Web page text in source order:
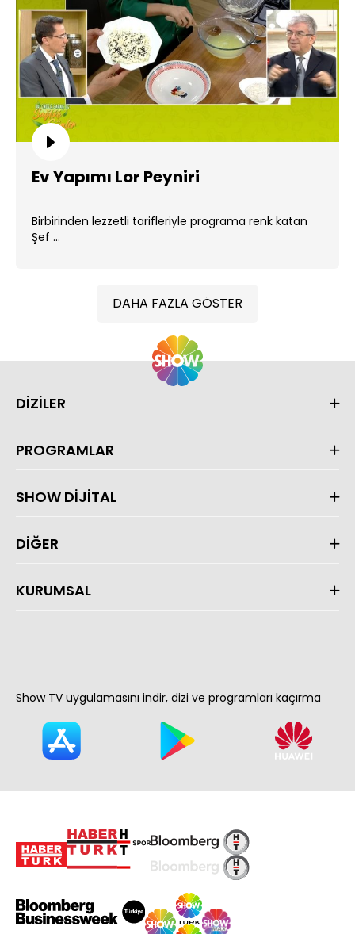
Ev Yapımı Lor Peyniri
Birbirinden lezzetli tarifleriyle programa renk katan
Şef ...
DAHA FAZLA GÖSTER
DİZİLER
PROGRAMLAR
SHOW DİJİTAL
DİĞER
KURUMSAL
Show TV uygulamasını indir, dizi ve programları kaçırma